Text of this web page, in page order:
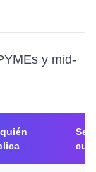
y mid-